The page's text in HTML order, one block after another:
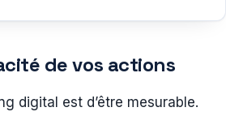
de vos actions
digital est d’être mesurable.